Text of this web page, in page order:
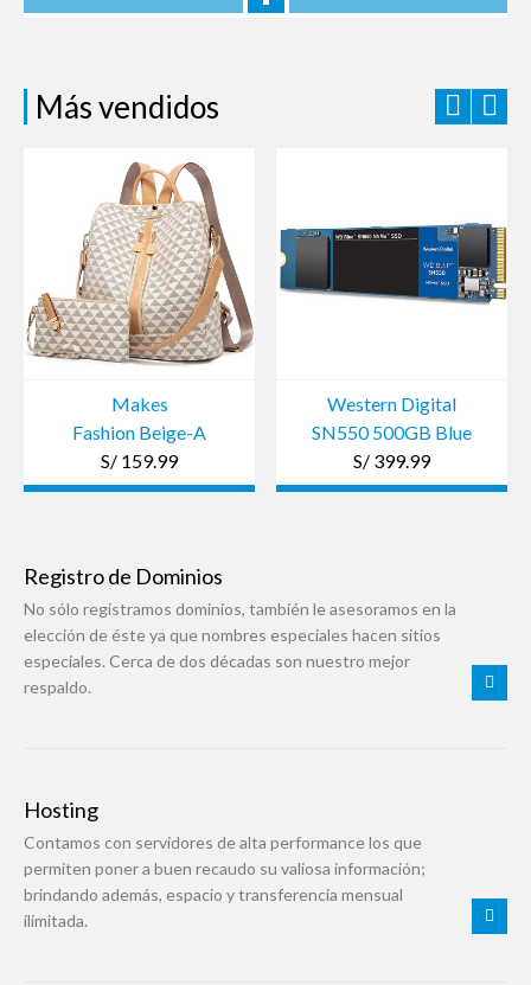
Más vendidos
Makes
Fashion Beige-A
S/ 159.99
Western Digital
SN550 500GB Blue
S/ 399.99
Registro de Dominios
No sólo registramos dominios, también le asesoramos en la
elección de éste ya que nombres especiales hacen sitios
especiales. Cerca de dos décadas son nuestro mejor
respaldo.
Hosting
Contamos con servidores de alta performance los que
permiten poner a buen recaudo su valiosa información;
brindando además, espacio y transferencia mensual
ilimitada.